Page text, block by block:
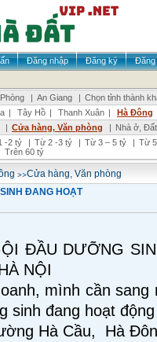
Đăng nhập Đăng ký
Đăng
| An Giang | Chọn tỉnh thành
| Tây Hồ | Thanh Xuân |
Hà Đông
| Cửa hàng, Văn phòng | Nhà ở,
-2 tỷ | Từ 2 -3 tỷ | Từ 3 – 5 tỷ | Từ
Trên 60 tỷ
>>Cửa hàng, Văn phòng
ĐANG HOẠT
ĐẦU DƯỠNG
NỘI
mình cần
sinh đang hoạt
Hà Cầu, Hà